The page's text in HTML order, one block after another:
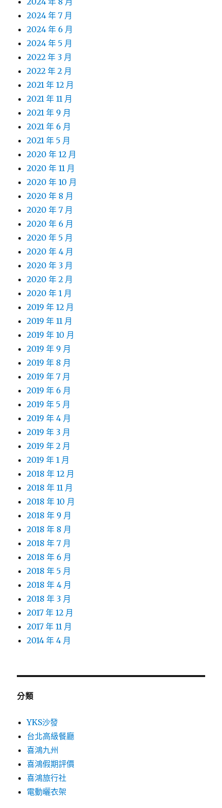
2024 年 7 月
2024 年 6 月
2024 年 5 月
2022 年 3 月
2022 年 2 月
2021 年 12 月
2021 年 11 月
2021 年 9 月
2021 年 6 月
2021 年 5 月
2020 年 12 月
2020 年 11 月
2020 年 10 月
2020 年 8 月
2020 年 7 月
2020 年 6 月
2020 年 5 月
2020 年 4 月
2020 年 3 月
2020 年 2 月
2020 年 1 月
2019 年 12 月
2019 年 11 月
2019 年 10 月
2019 年 9 月
2019 年 8 月
2019 年 7 月
2019 年 6 月
2019 年 5 月
2019 年 4 月
2019 年 3 月
2019 年 2 月
2019 年 1 月
2018 年 12 月
2018 年 11 月
2018 年 10 月
2018 年 9 月
2018 年 8 月
2018 年 7 月
2018 年 6 月
2018 年 5 月
2018 年 4 月
2018 年 3 月
2017 年 12 月
2017 年 11 月
2014 年 4 月
分類
YKS沙發
台北高級餐廳
喜鴻九州
喜鴻假期評價
喜鴻旅行社
電動曬衣架